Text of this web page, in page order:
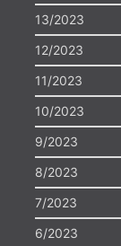
13/2023
12/2023
11/2023
10/2023
9/2023
8/2023
7/2023
6/2023